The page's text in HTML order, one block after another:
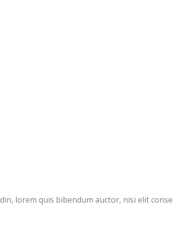
lorem quis bibendum auctor, nisi elit conse